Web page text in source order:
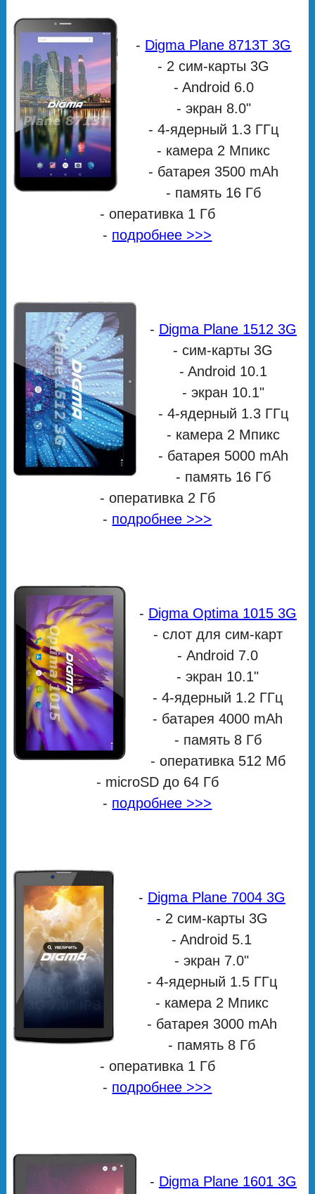
- Digma Plane 8713T 3G
- 2 сим-карты 3G
- Android 6.0
- экран 8.0"
- 4-ядерный 1.3 ГГц
- камера 2 Мпикс
- батарея 3500 mAh
- память 16 Гб
- оперативка 1 Гб
- подробнее >>>
- Digma Plane 1512 3G
- сим-карты 3G
- Android 10.1
- экран 10.1"
- 4-ядерный 1.3 ГГц
- камера 2 Мпикс
- батарея 5000 mAh
- память 16 Гб
- оперативка 2 Гб
- подробнее >>>
- Digma Optima 1015 3G
- слот для сим-карт
- Android 7.0
- экран 10.1"
- 4-ядерный 1.2 ГГц
- батарея 4000 mAh
- память 8 Гб
- оперативка 512 Мб
- microSD до 64 Гб
- подробнее >>>
- Digma Plane 7004 3G
- 2 сим-карты 3G
- Android 5.1
- экран 7.0"
- 4-ядерный 1.5 ГГц
- камера 2 Мпикс
- батарея 3000 mAh
- память 8 Гб
- оперативка 1 Гб
- подробнее >>>
- Digma Plane 1601 3G